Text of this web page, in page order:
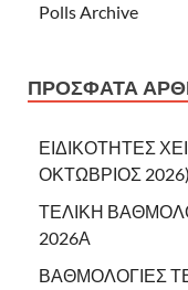
Polls Archive
ΠΡΌΣΦΑΤΑ
ΕΙΔΙΚΟΤΗΤΕΣ
ΟΚΤΩΒΡΙΟΣ 2026)
ΤΕΛΙΚΗ
2026Α
ΒΑΘΜΟΛΟΓΙΕΣ